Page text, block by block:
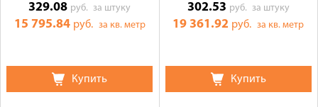
329.08 руб.за штуку
15 795.84 руб. за кв. метр
Купить
302.53 руб. за штуку
19 361.92 руб.за кв. метр
Купить